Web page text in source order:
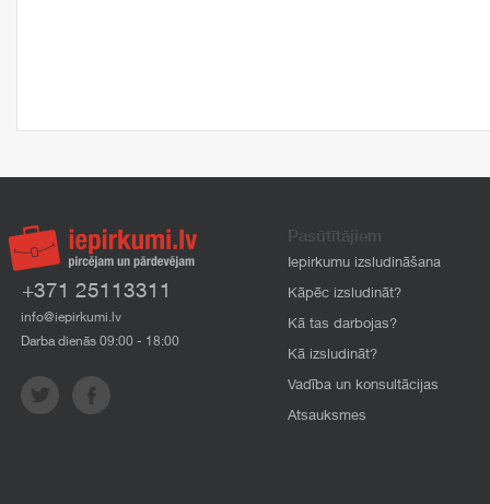
+371 25113311
info@iepirkumi.lv
Darba dienās 09:00 - 18:00
Pasūtītājiem
Iepirkumu izsludināšana
Kāpēc izsludināt?
Kā tas darbojas?
Kā izsludināt?
Vadība un konsultācijas
Atsauksmes